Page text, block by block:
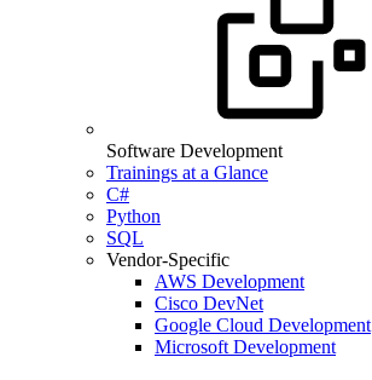
Software Development
Trainings at a Glance
C#
Python
SQL
Vendor-Specific
AWS Development
Cisco DevNet
Google Cloud Development
Microsoft Development